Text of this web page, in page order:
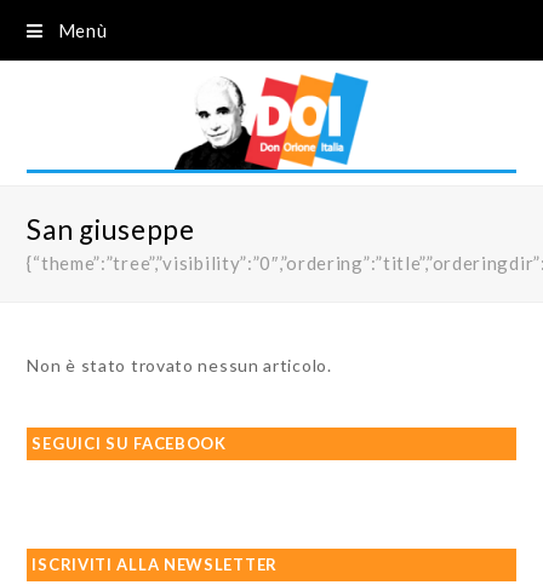
Menù
San giuseppe
Non è stato trovato nessun articolo.
SEGUICI SU FACEBOOK
ISCRIVITI ALLA NEWSLETTER